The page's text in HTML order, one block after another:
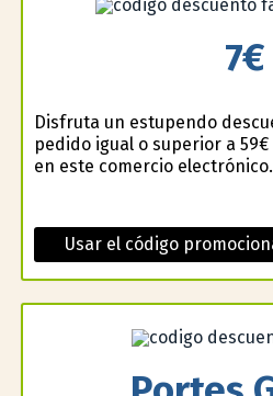
7€
Disfruta un estupendo
pedido igual o superior a
en este comercio electrónico.
Usar el código